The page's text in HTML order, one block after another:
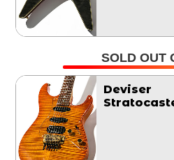
SOLD OUT
Deviser